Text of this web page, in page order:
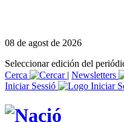
08 de agost de 2026
Seleccionar edición del
Cerca
| Newsletters
Iniciar Sessió